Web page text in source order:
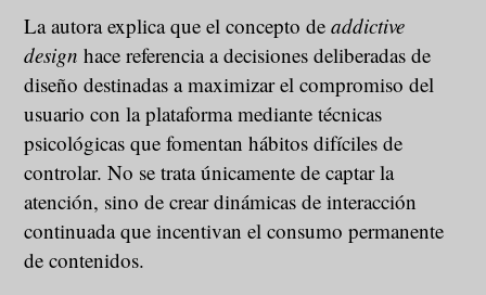
La autora explica que el concepto deaddictive
design hace referencia a decisiones deliberadas de
diseño destinadas a maximizar el compromiso del
usuario con la plataforma mediante técnicas
psicológicas que fomentan hábitos difíciles de
controlar. No se trata únicamente de captar la
atención, sino de crear dinámicas de interacción
continuada que incentivan el consumo permanente
de contenidos.